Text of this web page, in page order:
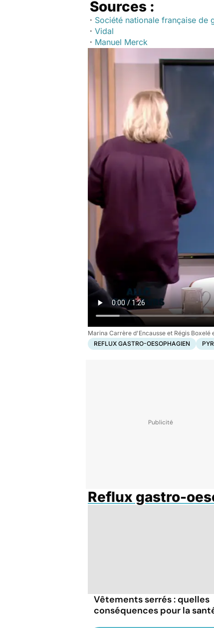
Sources :
· Société nationale française de
· Vidal
· Manuel Merck
Marina Carrère d'Encausse et Régis
REFLUX GASTRO-OESOPHAGIEN
Reflux gastro-
Vêtements serrés : quelles
conséquences pour la